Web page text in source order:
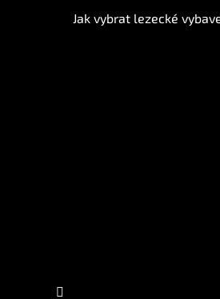
Jak vybrat lezecké